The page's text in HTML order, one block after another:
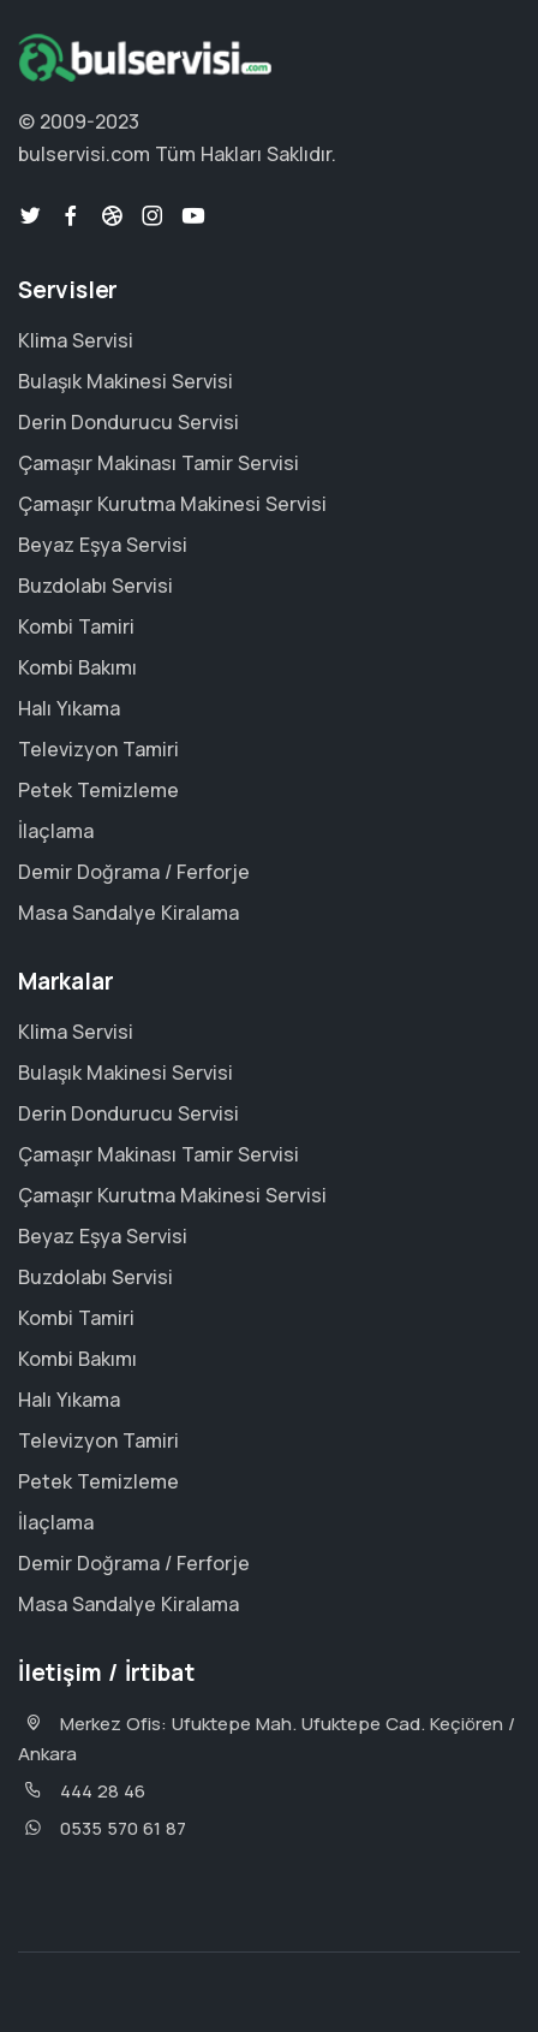
© 2009-2023
bulservisi.com Tüm Hakları Saklıdır.
Servisler
Klima Servisi
Bulaşık Makinesi Servisi
Derin Dondurucu Servisi
Çamaşır Makinası Tamir Servisi
Çamaşır Kurutma Makinesi Servisi
Beyaz Eşya Servisi
Buzdolabı Servisi
Kombi Tamiri
Kombi Bakımı
Halı Yıkama
Televizyon Tamiri
Petek Temizleme
İlaçlama
Demir Doğrama / Ferforje
Masa Sandalye Kiralama
Markalar
Klima Servisi
Bulaşık Makinesi Servisi
Derin Dondurucu Servisi
Çamaşır Makinası Tamir Servisi
Çamaşır Kurutma Makinesi Servisi
Beyaz Eşya Servisi
Buzdolabı Servisi
Kombi Tamiri
Kombi Bakımı
Halı Yıkama
Televizyon Tamiri
Petek Temizleme
İlaçlama
Demir Doğrama / Ferforje
Masa Sandalye Kiralama
İletişim / İrtibat
Merkez Ofis: Ufuktepe Mah. Ufuktepe Cad. Keçiören /
Ankara
444 28 46
0535 570 61 87